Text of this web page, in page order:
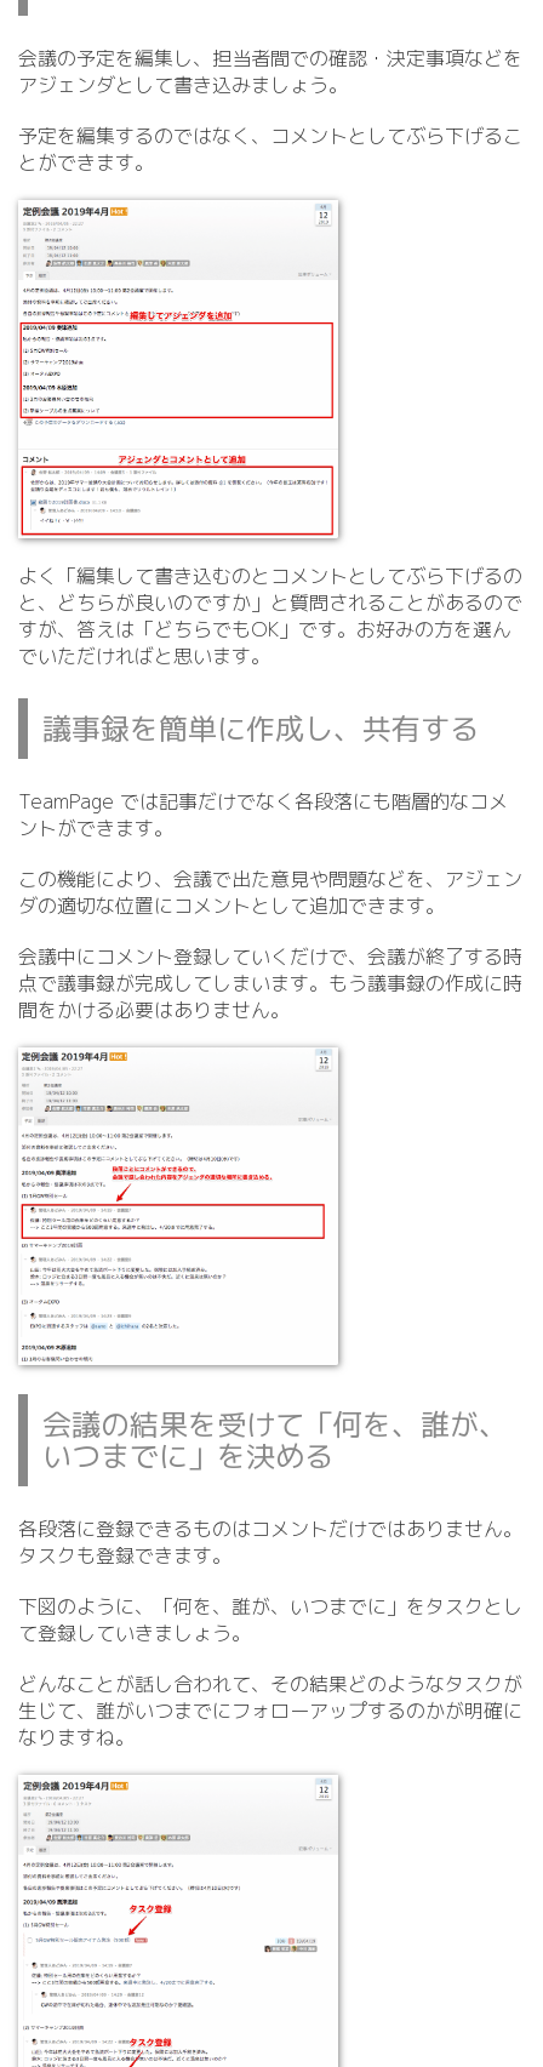
会議の予定を編集し、担当者間での確認・決定事項などを
アジェンダとして書き込みましょう。
予定を編集するのではなく、コメントとしてぶら下げるこ
とができます。
よく「編集して書き込むのとコメントとしてぶら下げるの
と、どちらが良いのですか」と質問されることがあるので
すが、答えは「どちらでもOK」です。お好みの方を選ん
でいただければと思います。
議事録を簡単に作成し、共有する
TeamPage では記事だけでなく各段落にも階層的なコメ
ントができます。
この機能により、会議で出た意見や問題などを、アジェン
ダの適切な位置にコメントとして追加できます。
会議中にコメント登録していくだけで、会議が終了する時
点で議事録が完成してしまいます。もう議事録の作成に時
間をかける必要はありません。
会議の結果を受けて「何を、誰が、
いつまでに」を決める
各段落に登録できるものはコメントだけではありません。
タスクも登録できます。
下図のように、「何を、誰が、いつまでに」をタスクとし
て登録していきましょう。
どんなことが話し合われて、その結果どのようなタスクが
生じて、誰がいつまでにフォローアップするのかが明確に
なりますね。